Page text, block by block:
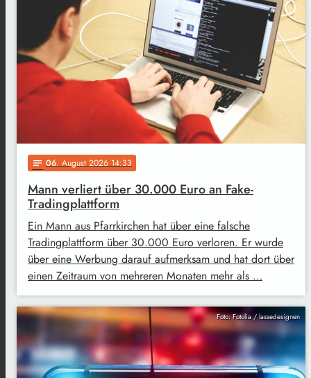
notes 06. August 2026 14:33
Mann verliert über 30.000 Euro an Fake-
Tradingplattform
Ein Mann aus Pfarrkirchen hat über eine falsche
Tradingplattform über 30.000 Euro verloren. Er wurde
über eine Werbung darauf aufmerksam und hat dort über
einen Zeitraum von mehreren Monaten mehr als …
Foto: Fotolia / lassedesignen